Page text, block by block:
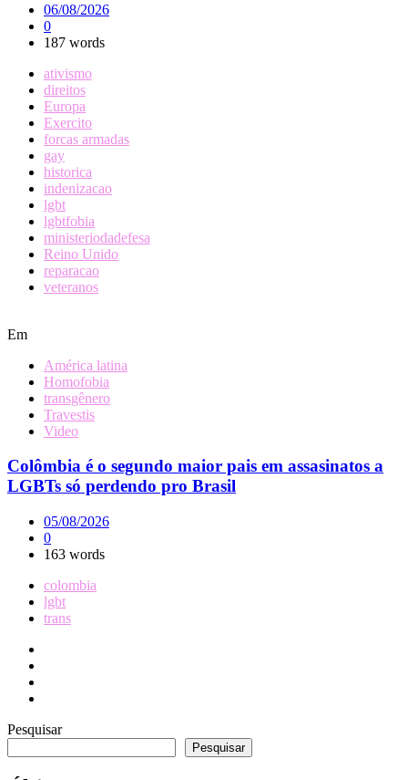
06/08/2026
0
187 words
ativismo
direitos
Europa
Exercito
forcas armadas
gay
historica
indenizacao
lgbt
lgbtfobia
ministeriodadefesa
Reino Unido
reparacao
veteranos
Em
América latina
Homofobia
transgênero
Travestis
Video
Colômbia é o segundo maior pais em assasinatos a
LGBTs só perdendo pro Brasil
05/08/2026
0
163 words
colombia
lgbt
trans
Pesquisar
Pesquisar